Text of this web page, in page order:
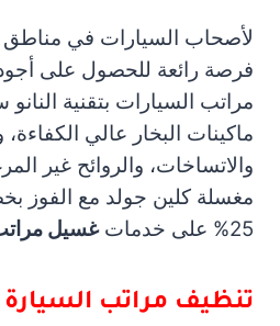
لأصحاب السيارات في مناطق
فرصة رائعة للحصول على
مراتب السيارات بتقنية
ماكينات البخار عالي
والاتساخات، والروائح غير
مغسلة كلين جولد مع الفوز
25% على خدمات
غسيل
تنظيف مراتب السيارة